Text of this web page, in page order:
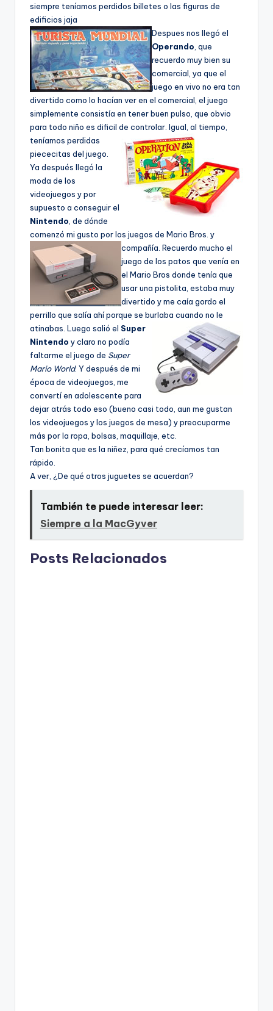
siempre tení­amos perdidos billetes o las figuras de
edificios jaja
Despues nos llegó el
Operando , que
recuerdo muy bien su
comercial, ya que el
juego en vivo no era tan
divertido como lo hací­an ver en el comercial, el juego
simplemente consistí­a en tener buen pulso, que obvio
para todo niño es dificil de controlar. Igual, al tiempo,
tení­amos perdidas
piececitas del juego.
Ya después llegó la
moda de los
videojuegos y por
supuesto a conseguir el
Nintendo , de dónde
comenzó mi gusto por los juegos de Mario Bros. y
compañí­a. Recuerdo mucho el
juego de los patos que vení­a en
el Mario Bros donde tení­a que
usar una pistolita, estaba muy
divertido y me caí­a gordo el
perrillo que salí­a ahí­ porque se burlaba cuando no le
atinabas. Luego salió el Super
Nintendo y claro no podí­a
faltarme el juego de Super
Mario World. Y después de mi
época de videojuegos, me
convertí­ en adolescente para
dejar atrás todo eso (bueno casi todo, aun me gustan
los videojuegos y los juegos de mesa) y preocuparme
más por la ropa, bolsas, maquillaje, etc.
Tan bonita que es la niñez, para qué crecí­amos tan
rápido.
A ver, ¿De qué otros juguetes se acuerdan?
También te puede interesar leer:
Siempre a la MacGyver
Posts Relacionados